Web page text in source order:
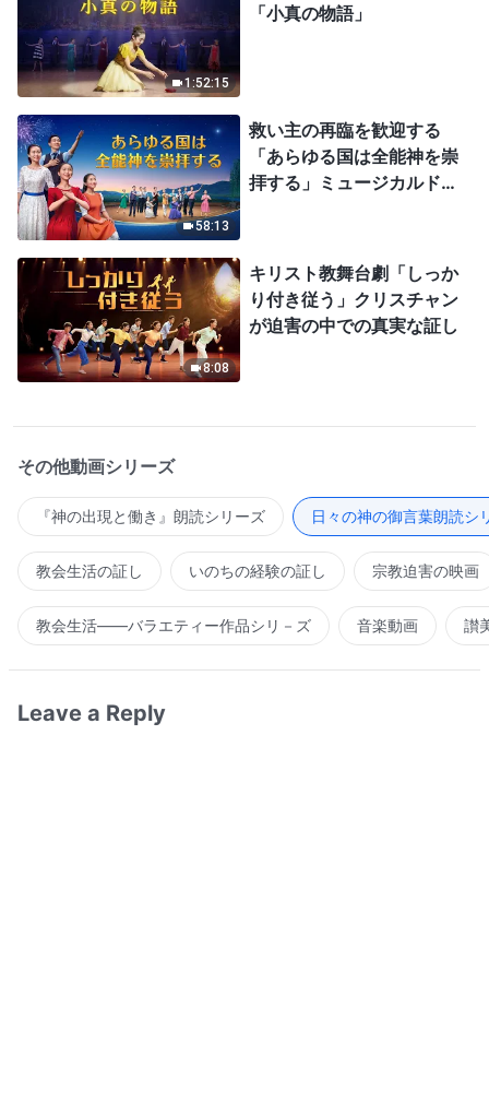
1:52:15
「小真の物語」
58:13
救い主の再臨を歓迎する
「あらゆる国は全能神を崇
拝する」ミュージカルドラ
8:08
キリスト教舞台劇「しっか
り付き従う」クリスチャン
が迫害の中での真実な証し
その他動画シリーズ
『神の出現と働き』朗読シリーズ 日々の神の御言葉朗読シ
教会生活の証し いのちの経験の証し 宗教迫害の映画
教会生活――バラエティー作品シリ－ズ 音楽動画 讃
Leave a Reply